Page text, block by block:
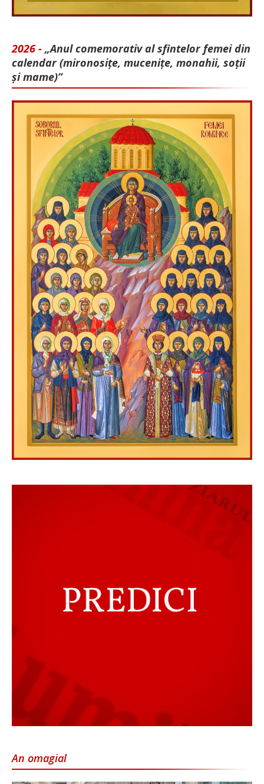
2026 - „Anul comemorativ al sfintelor femei din
calendar (mironosițe, mu­cenițe, monahii, soții
și mame)”
An omagial